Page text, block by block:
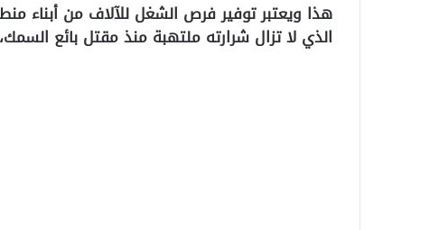
هذا ويعتبر توفير فرص الشغل للآلاف من أبناء
الذي لا تزال شرارته ملتهبة منذ مقتل بائع